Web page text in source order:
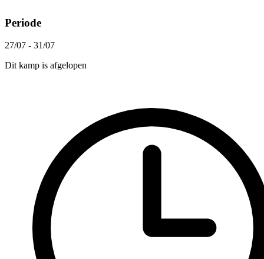
Periode
27/07 - 31/07
Dit kamp is afgelopen